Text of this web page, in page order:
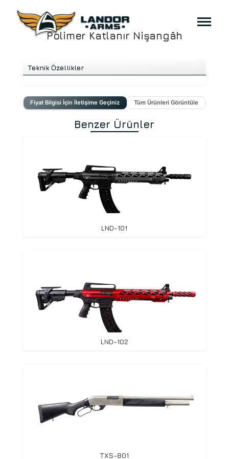
Polimer Katlanır Nişangâh
Teknik Özellikler
Fiyat Bilgisi İçin İletişime Geçiniz Tüm Ürünleri Görüntüle
Benzer Ürünler
LND-101
LND-102
TXS-801